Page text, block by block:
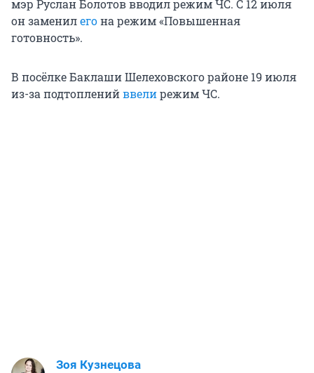
мэр Руслан Болотов вводил режим ЧС. С 12 июля
он заменилегона режим «Повышенная
готовность».
В посёлке Баклаши Шелеховского районе 19 июля
из-за подтопленийввелирежим ЧС.
Зоя Кузнецова